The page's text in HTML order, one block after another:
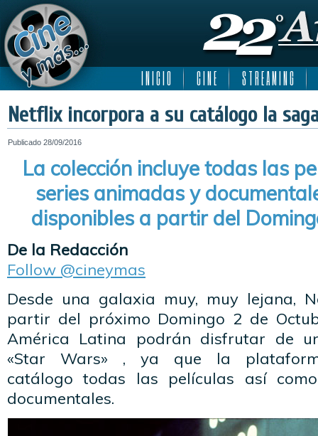
I N I C I O C I N E S T R E A M I N G
Netflix incorpora a su catálogo la
Publicado 28/09/2016
La colección incluye todas las
series animadas y
disponibles a partir del
De la Redacción
Follow @cineymas
Desde una galaxia muy, muy lejana,
partir del próximo Domingo 2 de
América Latina podrán disfrutar de
«Star Wars» , ya que la
catálogo todas las películas así
documentales.